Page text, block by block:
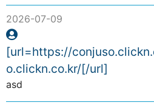
2026-07-09
[url=https://
o.clickn.co.kr/[/url]
asd